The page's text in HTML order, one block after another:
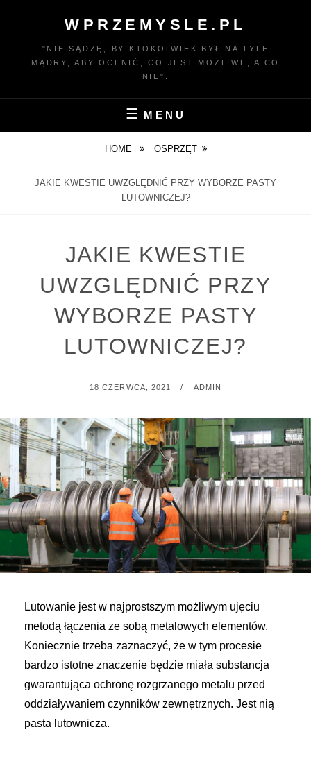
WPRZEMYSLE.PL
"NIE SĄDZĘ, BY KTOKOLWIEK BYŁ NA TYLE
MĄDRY, ABY OCENIĆ, CO JEST MOŻLIWE, A CO
NIE".
MENU
HOME OSPRZĘT
JAKIE KWESTIE UWZGLĘDNIĆ PRZY WYBORZE PASTY
LUTOWNICZEJ?
JAKIE KWESTIE
UWZGLĘDNIĆ PRZY
WYBORZE PASTY
LUTOWNICZEJ?
POSTED
18 CZERWCA, 2021 BY
ADMIN
Lutowanie jest w najprostszym możliwym ujęciu
metodą łączenia ze sobą metalowych elementów.
Koniecznie trzeba zaznaczyć, że w tym procesie
bardzo istotne znaczenie będzie miała substancja
gwarantująca ochronę rozgrzanego metalu przed
oddziaływaniem czynników zewnętrznych. Jest nią
pasta lutownicza.